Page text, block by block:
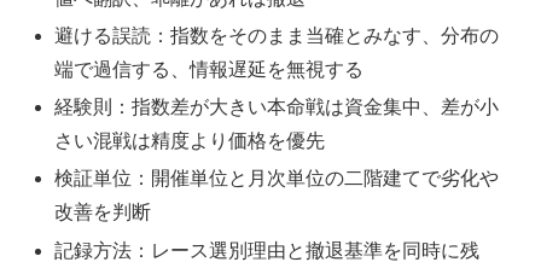
避ける誤読：指数をそのまま当確とみなす、分布の
端で過信する、情報遅延を無視する
経験則：指数差が大きい本命戦は資金集中、差が小
さい混戦は精度より価格を優先
検証単位：開催単位と月次単位の二階建てで劣化や
改善を判断
記録方法：レース選別理由と撤退基準を同時に残